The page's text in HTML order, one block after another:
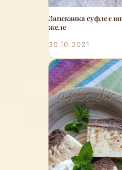
Запеканка суфле с
желе
30.10.2021